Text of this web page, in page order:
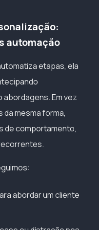
automação
etapas, ela
Em vez
mesma forma,
de comportamento,
abordar um cliente